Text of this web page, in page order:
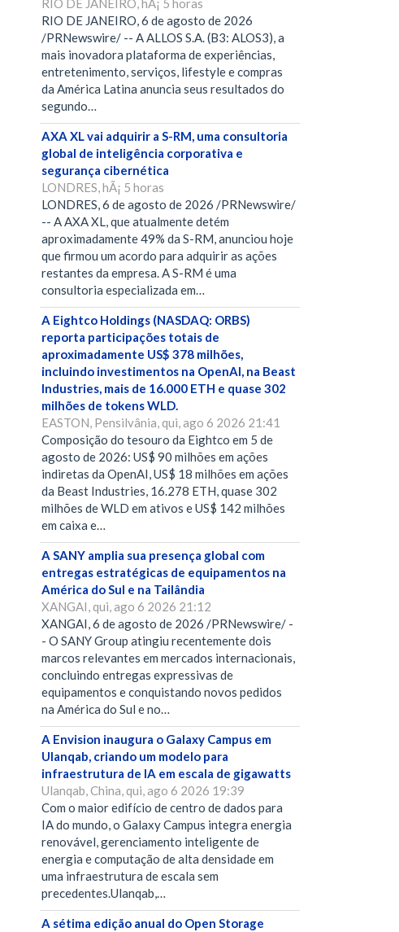
RIO DE JANEIRO, hÃ¡ 5 horas
RIO DE JANEIRO, 6 de agosto de 2026
/PRNewswire/ -- A ALLOS S.A. (B3: ALOS3), a
mais inovadora plataforma de experiências,
entretenimento, serviços, lifestyle e compras
da América Latina anuncia seus resultados do
segundo…
AXA XL vai adquirir a S-RM, uma consultoria
global de inteligência corporativa e
segurança cibernética
LONDRES, hÃ¡ 5 horas
LONDRES, 6 de agosto de 2026 /PRNewswire/
-- A AXA XL, que atualmente detém
aproximadamente 49% da S-RM, anunciou hoje
que firmou um acordo para adquirir as ações
restantes da empresa. A S-RM é uma
consultoria especializada em…
A Eightco Holdings (NASDAQ: ORBS)
reporta participações totais de
aproximadamente US$ 378 milhões,
incluindo investimentos na OpenAI, na Beast
Industries, mais de 16.000 ETH e quase 302
milhões de tokens WLD.
EASTON, Pensilvânia, qui, ago 6 2026 21:41
Composição do tesouro da Eightco em 5 de
agosto de 2026: US$ 90 milhões em ações
indiretas da OpenAI, US$ 18 milhões em ações
da Beast Industries, 16.278 ETH, quase 302
milhões de WLD em ativos e US$ 142 milhões
em caixa e…
A SANY amplia sua presença global com
entregas estratégicas de equipamentos na
América do Sul e na Tailândia
XANGAI, qui, ago 6 2026 21:12
XANGAI, 6 de agosto de 2026 /PRNewswire/ -
- O SANY Group atingiu recentemente dois
marcos relevantes em mercados internacionais,
concluindo entregas expressivas de
equipamentos e conquistando novos pedidos
na América do Sul e no…
A Envision inaugura o Galaxy Campus em
Ulanqab, criando um modelo para
infraestrutura de IA em escala de gigawatts
Ulanqab, China, qui, ago 6 2026 19:39
Com o maior edifício de centro de dados para
IA do mundo, o Galaxy Campus integra energia
renovável, gerenciamento inteligente de
energia e computação de alta densidade em
uma infraestrutura de escala sem
precedentes.Ulanqab,…
A sétima edição anual do Open Storage